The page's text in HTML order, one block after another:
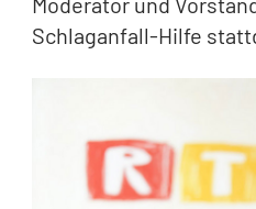
Schlaganfall-Hilfe